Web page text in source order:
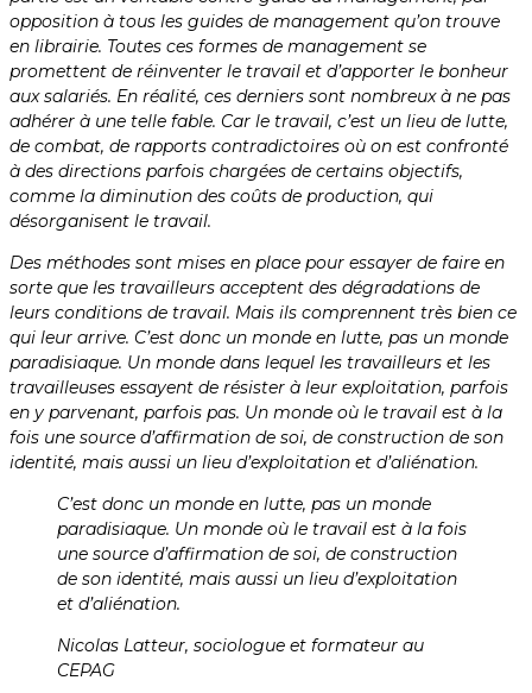
opposition à tous les guides de management qu’on trouve
en librairie. Toutes ces formes de management se
promettent de réinventer le travail et d’apporter le bonheur
aux salariés. En réalité, ces derniers sont nombreux à ne pas
adhérer à une telle fable. Car le travail, c’est un lieu de lutte,
de combat, de rapports contradictoires où on est confronté
à des directions parfois chargées de certains objectifs,
comme la diminution des coûts de production, qui
désorganisent le travail.
Des méthodes sont mises en place pour essayer de faire en
sorte que les travailleurs acceptent des dégradations de
leurs conditions de travail. Mais ils comprennent très bien ce
qui leur arrive. C’est donc un monde en lutte, pas un monde
paradisiaque. Un monde dans lequel les travailleurs et les
travailleuses essayent de résister à leur exploitation, parfois
en y parvenant, parfois pas. Un monde où le travail est à la
fois une source d’affirmation de soi, de construction de son
identité, mais aussi un lieu d’exploitation et d’aliénation.
C’est donc un monde en lutte, pas un monde
paradisiaque. Un monde où le travail est à la fois
une source d’affirmation de soi, de construction
de son identité, mais aussi un lieu d’exploitation
et d’aliénation.
Nicolas Latteur, sociologue et formateur au
CEPAG